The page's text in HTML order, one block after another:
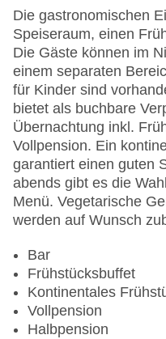
Lift
Anzahl der
Anzahl der Aufzüge:
Haustiere
Zimmerservice
Gesamtanzahl der
Gesamtanzahl der
Pools:Kinderbecken,
Pool, Outdoor Pool,
Zahlungsarten:
EC Maestro,
Landeskategorie: 4
Die gastronomischen
Speiseraum, einen
Die Gäste können im
einem separaten
für Kinder sind
bietet als buchbare
Übernachtung inkl.
Vollpension. Ein
garantiert einen guten
abends gibt es die
Menü. Vegetarische
werden auf Wunsch
Bar
Frühstücksbuffet
Kontinentales
Vollpension
Halbpension